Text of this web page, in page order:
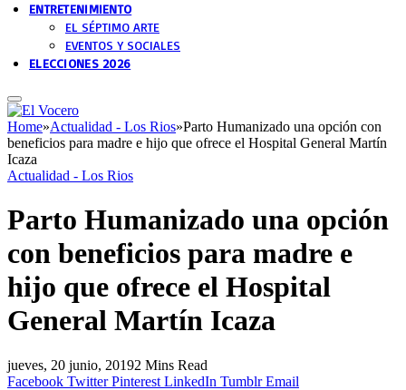
ENTRETENIMIENTO
EL SÉPTIMO ARTE
EVENTOS Y SOCIALES
ELECCIONES 2026
Home»Actualidad - Los Rios»Parto Humanizado una opción con
beneficios para madre e hijo que ofrece el Hospital General Martín
Icaza
Actualidad - Los Rios
Parto Humanizado una opción
con beneficios para madre e
hijo que ofrece el Hospital
General Martín Icaza
jueves, 20 junio, 20192 Mins Read
Facebook Twitter Pinterest LinkedIn Tumblr Email